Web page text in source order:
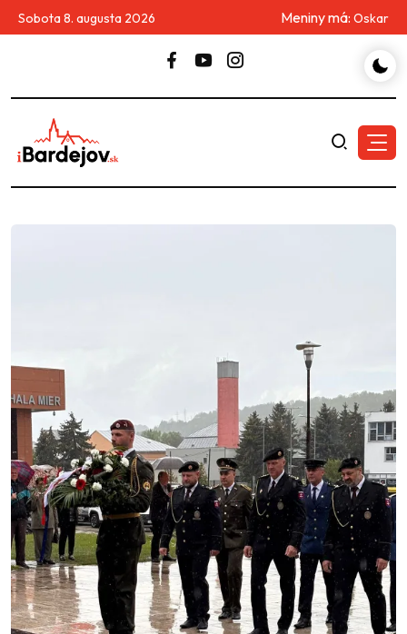
Sobota 8. augusta 2026 Meniny má: Oskar